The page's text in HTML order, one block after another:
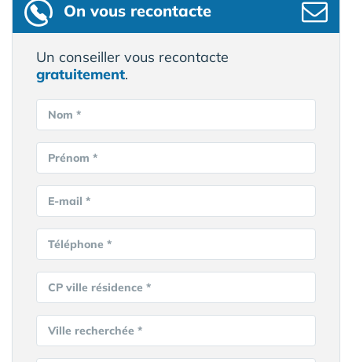
On vous recontacte
Un conseiller vous recontacte
gratuitement.
Nom *
Prénom *
E-mail *
Téléphone *
CP ville résidence *
Ville recherchée *